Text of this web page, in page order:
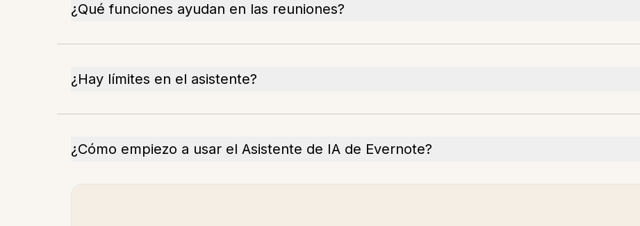
¿Qué funciones ayudan en las reuniones?
¿Hay límites en el asistente?
¿Cómo empiezo a usar el Asistente de IA de Evernote?